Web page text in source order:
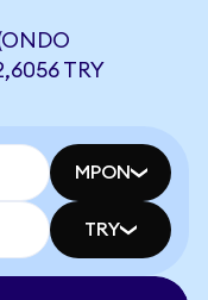
TRY
MPON
TRY